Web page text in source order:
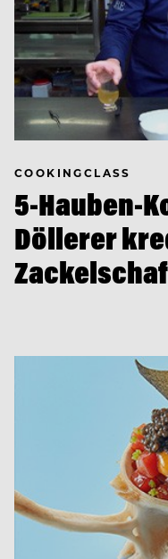
COOKINGCLASS
5-Hauben-
Döllerer
Zackelschaf